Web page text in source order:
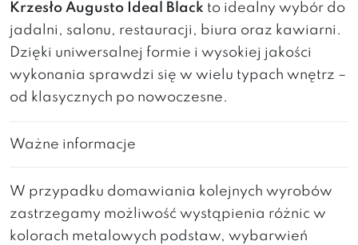
Krzesło Augusto Ideal Black to idealny wybór do
jadalni, salonu, restauracji, biura oraz kawiarni.
Dzięki uniwersalnej formie i wysokiej jakości
wykonania sprawdzi się w wielu typach wnętrz –
od klasycznych po nowoczesne.
Ważne informacje
W przypadku domawiania kolejnych wyrobów
zastrzegamy możliwość wystąpienia różnic w
kolorach metalowych podstaw, wybarwień